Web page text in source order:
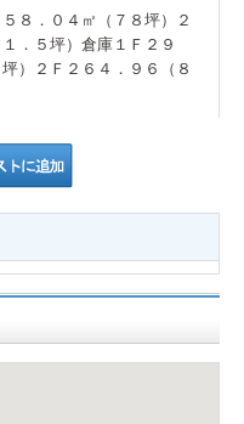
８．０４㎡（７８坪）２
．５坪）倉庫１Ｆ２９
）２Ｆ２６４．９６（８